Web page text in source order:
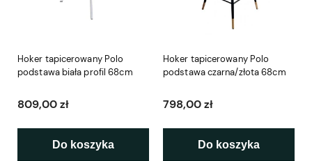
Hoker tapicerowany Polo
podstawa biała profil 68cm
809,00 zł
Do koszyka
Hoker tapicerowany Polo
podstawa czarna/złota 68cm
798,00 zł
Do koszyka